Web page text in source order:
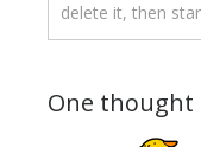
delete it, then
One thought